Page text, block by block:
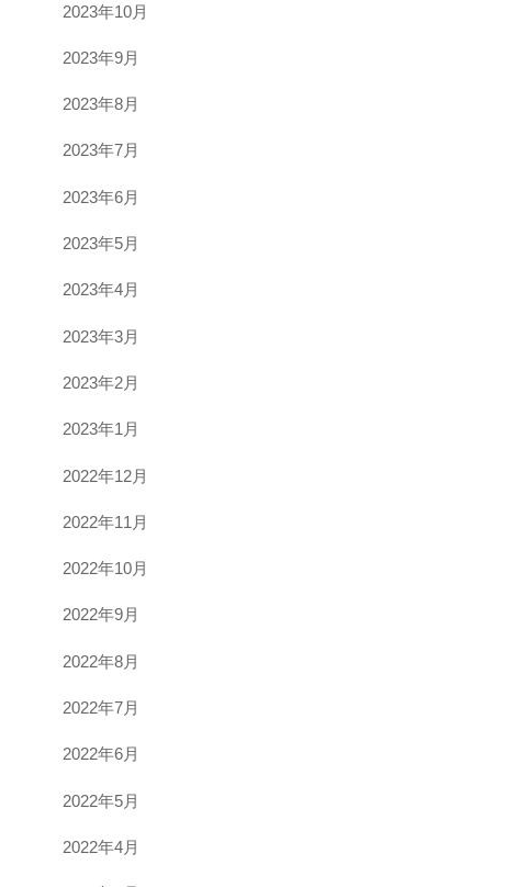
2023年10月
2023年9月
2023年8月
2023年7月
2023年6月
2023年5月
2023年4月
2023年3月
2023年2月
2023年1月
2022年12月
2022年11月
2022年10月
2022年9月
2022年8月
2022年7月
2022年6月
2022年5月
2022年4月